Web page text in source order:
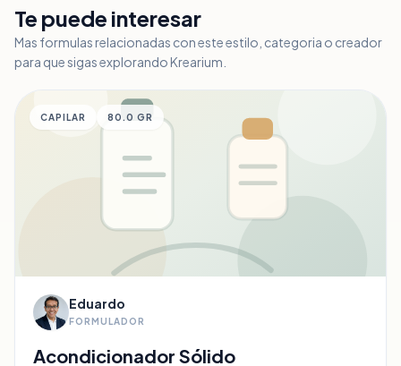
person_addRegistrarse
Te puede interesar
Mas formulas relacionadas con este estilo, categoria o creador
para que sigas explorando Krearium.
CAPILAR 80.0 GR
Eduardo
FORMULADOR
Acondicionador Sólido